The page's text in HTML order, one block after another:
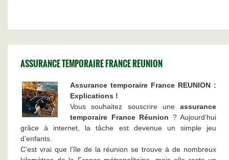
ASSURANCE TEMPORAIRE FRANCE REUNION
Assurance temporaire France REUNION :
Explications !
Vous souhaitez souscrire une assurance
temporaire France Réunion ? Aujourd’hui
grâce à internet, la tâche est devenue un simple jeu
d’enfants.
C’est vrai que l’île de la réunion se trouve à de nombreux